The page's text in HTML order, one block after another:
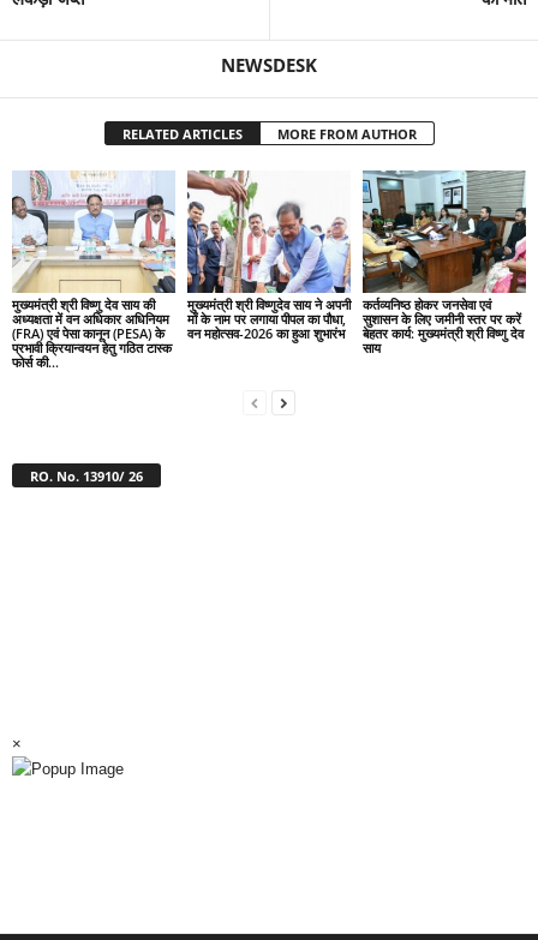
NEWSDESK
RELATED ARTICLES MORE FROM AUTHOR
मुख्यमंत्री श्री विष्णु देव साय की
अध्यक्षता में वन अधिकार अधिनियम
(FRA) एवं पेसा कानून (PESA) के
प्रभावी क्रियान्वयन हेतु गठित टास्क
फोर्स की...
मुख्यमंत्री श्री विष्णुदेव साय ने अपनी
माँ के नाम पर लगाया पीपल का पौधा,
वन महोत्सव-2026 का हुआ शुभारंभ
कर्तव्यनिष्ठ होकर जनसेवा एवं
सुशासन के लिए जमीनी स्तर पर करें
बेहतर कार्य: मुख्यमंत्री श्री विष्णु देव
साय
RO. No. 13910/ 26
×